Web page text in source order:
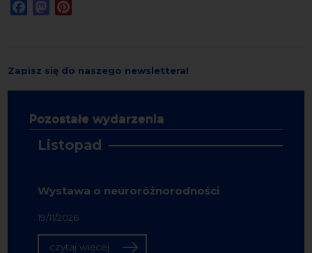
FacebookMastodon
Zapisz się do naszego newslettera!
Pozostałe wydarzenia
Listopad
Wystawa o neuroróżnorodności
19/11/2026
czytaj więcej